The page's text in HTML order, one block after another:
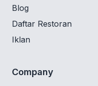
Blog
Daftar Restoran
Iklan
Company